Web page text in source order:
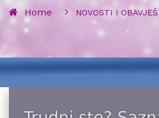
Home NOVOSTI I